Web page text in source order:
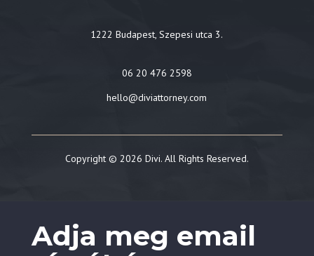
1222 Budapest, Szepesi utca 3.
06 20 476 2598
hello@diviattorney.com
Copyright © 2026 Divi. All Rights Reserved.
Adja meg email